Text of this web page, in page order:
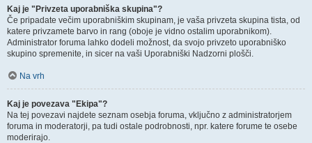
Kaj je "Privzeta uporabniška skupina"?
Če pripadate večim uporabniškim skupinam, je vaša privzeta skupina tista, od
katere privzamete barvo in rang (oboje je vidno ostalim uporabnikom).
Administrator foruma lahko dodeli možnost, da svojo privzeto uporabniško
skupino spremenite, in sicer na vaši Uporabniški Nadzorni plošči.
Na vrh
Kaj je povezava "Ekipa"?
Na tej povezavi najdete seznam osebja foruma, vključno z administratorjem
foruma in moderatorji, pa tudi ostale podrobnosti, npr. katere forume te osebe
moderirajo.